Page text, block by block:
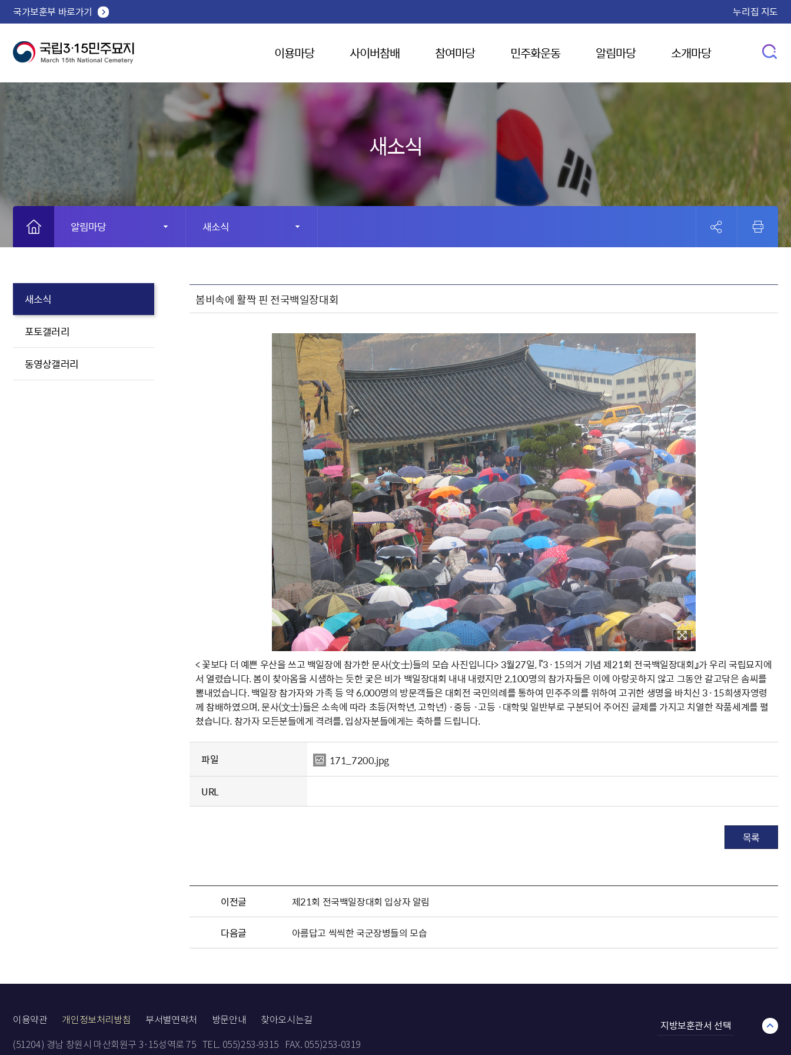
국가보훈부 바로가기 누리집 지도
이용마당 사이버참배 참여마당 민주화운동 알림마당 소개마당
새소식
알림마당 새소식
새소식
포토갤러리
동영상갤러리
봄비속에 활짝 핀 전국백일장대회
< 꽃보다 더 예쁜 우산을 쓰고 백일장에 참가한 문사(文士)들의 모습 사진입니다> 3월27일, 『3·15의거 기념 제21회 전국백일장대회』가 우리 국립묘지에
서 열렸습니다. 봄이 찾아옴을 시샘하는 듯한 궂은 비가 백일장대회 내내 내렸지만 2,100명의 참가자들은 이에 아랑곳하지 않고 그동안 갈고닦은 솜씨를
뽐내었습니다. 백일장 참가자와 가족 등 약 6,000명의 방문객들은 대회전 국민의례를 통하여 민주주의를 위하여 고귀한 생명을 바치신 3·15희생자영령
께 참배하였으며, 문사(文士)들은 소속에 따라 초등(저학년, 고학년) ·중등 ·고등 ·대학및 일반부로 구분되어 주어진 글제를 가지고 치열한 작품세계를 펼
쳤습니다. 참가자 모든분들에게 격려를, 입상자분들에게는 축하를 드립니다.
파일 171_7200.jpg
URL
목록
이전글 제21회 전국백일장대회 입상자 알림
다음글 아름답고 씩씩한 국군장병들의 모습
이용약관 개인정보처리방침 부서별연락처 방문안내 찾아오시는길
(51204) 경남 창원시 마산회원구 3·15성역로 75 TEL. 055)253-9315
FAX. 055)253-0319
지방보훈관서 선택